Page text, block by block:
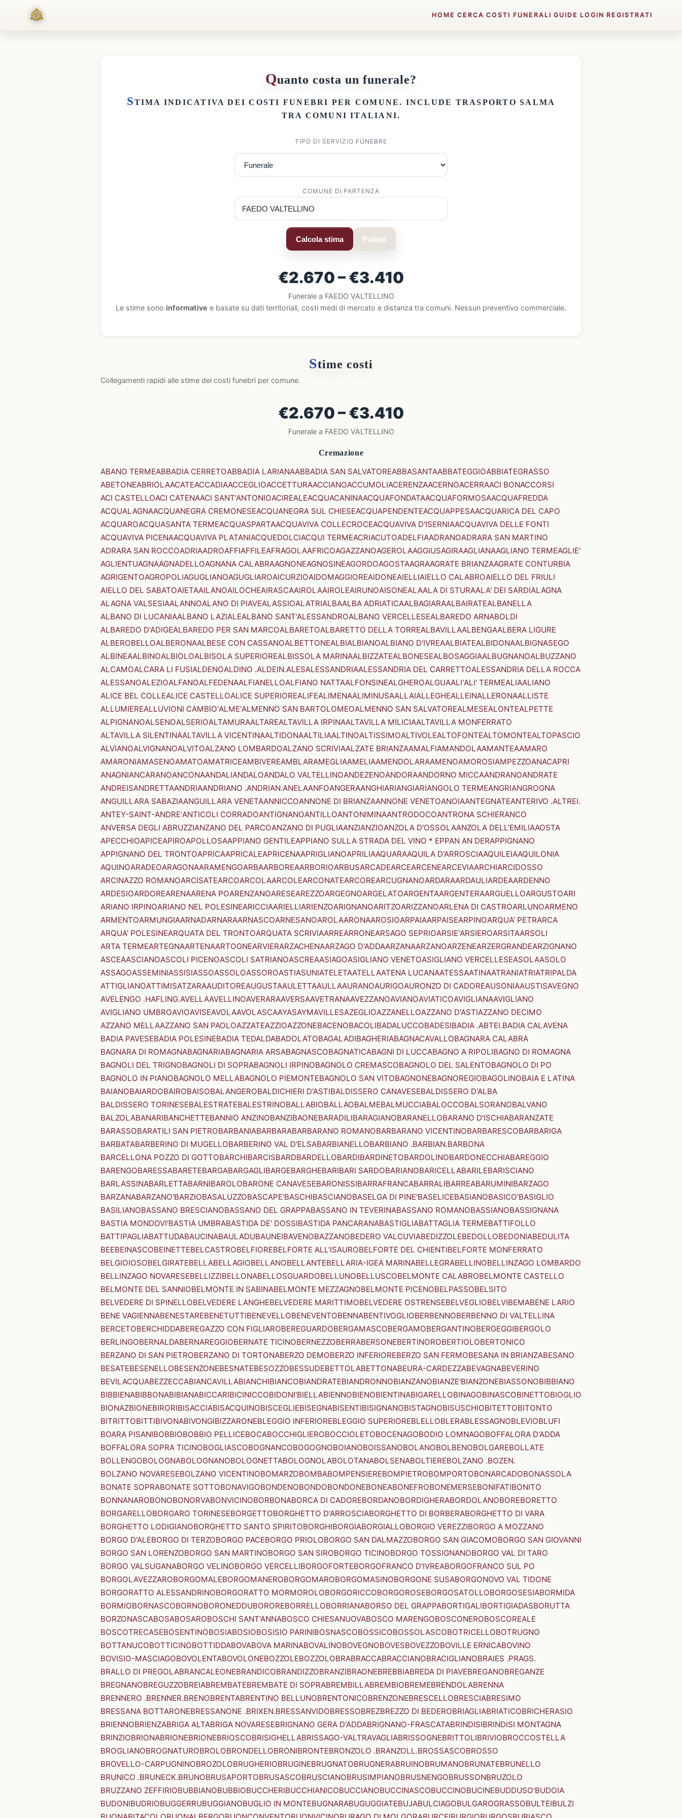
HOME CERCA COSTI FUNERALI GUIDE LOGIN REGISTRATI
Quanto costa un funerale?
STIMA INDICATIVA DEICOSTI FUNEBRI PER COMUNE. INCLUDE TRASPORTO SALMA
TRA COMUNI ITALIANI.
TIPO DI SERVIZIO FUNEBRE
COMUNE DI PARTENZA
Calcola stima Pulisci
€2.670 – €3.410
Funerale a FAEDO VALTELLINO
Le stime sono informative e basate su dati territoriali, costi medi di mercato e distanza tra comuni. Nessun preventivo commerciale.
Stime costi
Collegamenti rapidi alle stime dei costi funebri per comune.
€2.670 – €3.410
Funerale a FAEDO VALTELLINO
Cremazione
ABANO TERMEABBADIA CERRETOABBADIA LARIANAABBADIA SAN SALVATOREABBASANTAABBATEGGIOABBIATEGRASSO
ABETONEABRIOLAACATEACCADIAACCEGLIOACCETTURAACCIANOACCUMOLIACERENZAACERNOACERRAACI BONACCORSI
ACI CASTELLOACI CATENAACI SANT'ANTONIOACIREALEACQUACANINAACQUAFONDATAACQUAFORMOSAACQUAFREDDA
ACQUALAGNAACQUANEGRA CREMONESEACQUANEGRA SUL CHIESEACQUAPENDENTEACQUAPPESAACQUARICA DEL CAPO
ACQUAROACQUASANTA TERMEACQUASPARTAACQUAVIVA COLLECROCEACQUAVIVA D'ISERNIAACQUAVIVA DELLE FONTI
ACQUAVIVA PICENAACQUAVIVA PLATANIACQUEDOLCIACQUI TERMEACRIACUTOADELFIAADRANOADRARA SAN MARTINO
ADRARA SAN ROCCOADRIAADROAFFIAFFILEAFRAGOLAAFRICOAGAZZANOAGEROLAAGGIUSAGIRAAGLIANAAGLIANO TERMEAGLIE'
AGLIENTUAGNAAGNADELLOAGNANA CALABRAAGNONEAGNOSINEAGORDOAGOSTAAGRAAGRATE BRIANZAAGRATE CONTURBIA
AGRIGENTOAGROPOLIAGUGLIANOAGUGLIAROAICURZIOAIDOMAGGIOREAIDONEAIELLIAIELLO CALABROAIELLO DEL FRIULI
AIELLO DEL SABATOAIETAAILANOAILOCHEAIRASCAAIROLAAIROLEAIRUNOAISONEALAALA DI STURAALA' DEI SARDIALAGNA
ALAGNA VALSESIAALANNOALANO DI PIAVEALASSIOALATRIALBAALBA ADRIATICAALBAGIARAALBAIRATEALBANELLA
ALBANO DI LUCANIAALBANO LAZIALEALBANO SANT'ALESSANDROALBANO VERCELLESEALBAREDO ARNABOLDI
ALBAREDO D'ADIGEALBAREDO PER SAN MARCOALBARETOALBARETTO DELLA TORREALBAVILLAALBENGAALBERA LIGURE
ALBEROBELLOALBERONAALBESE CON CASSANOALBETTONEALBIALBIANOALBIANO D'IVREAALBIATEALBIDONAALBIGNASEGO
ALBINEAALBINOALBIOLOALBISOLA SUPERIOREALBISSOLA MARINAALBIZZATEALBONESEALBOSAGGIAALBUGNANOALBUZZANO
ALCAMOALCARA LI FUSIALDENOALDINO .ALDEIN.ALESALESSANDRIAALESSANDRIA DEL CARRETTOALESSANDRIA DELLA ROCCA
ALESSANOALEZIOALFANOALFEDENAALFIANELLOALFIANO NATTAALFONSINEALGHEROALGUAALI'ALI' TERMEALIAALIANO
ALICE BEL COLLEALICE CASTELLOALICE SUPERIOREALIFEALIMENAALIMINUSAALLAIALLEGHEALLEINALLERONAALLISTE
ALLUMIEREALLUVIONI CAMBIO'ALME'ALMENNO SAN BARTOLOMEOALMENNO SAN SALVATOREALMESEALONTEALPETTE
ALPIGNANOALSENOALSERIOALTAMURAALTAREALTAVILLA IRPINAALTAVILLA MILICIAALTAVILLA MONFERRATO
ALTAVILLA SILENTINAALTAVILLA VICENTINAALTIDONAALTILIAALTINOALTISSIMOALTIVOLEALTOFONTEALTOMONTEALTOPASCIO
ALVIANOALVIGNANOALVITOALZANO LOMBARDOALZANO SCRIVIAALZATE BRIANZAAMALFIAMANDOLAAMANTEAAMARO
AMARONIAMASENOAMATOAMATRICEAMBIVEREAMBLARAMEGLIAAMELIAAMENDOLARAAMENOAMOROSIAMPEZZOANACAPRI
ANAGNIANCARANOANCONAANDALIANDALOANDALO VALTELLINOANDEZENOANDORAANDORNO MICCAANDRANOANDRATE
ANDREISANDRETTAANDRIAANDRIANO .ANDRIAN.ANELAANFOANGERAANGHIARIANGIARIANGOLO TERMEANGRIANGROGNA
ANGUILLARA SABAZIAANGUILLARA VENETAANNICCOANNONE DI BRIANZAANNONE VENETOANOIAANTEGNATEANTERIVO .ALTREI.
ANTEY-SAINT-ANDRE'ANTICOLI CORRADOANTIGNANOANTILLOANTONIMINAANTRODOCOANTRONA SCHIERANCO
ANVERSA DEGLI ABRUZZIANZANO DEL PARCOANZANO DI PUGLIAANZIANZIOANZOLA D'OSSOLAANZOLA DELL'EMILIAAOSTA
APECCHIOAPICEAPIROAPOLLOSAAPPIANO GENTILEAPPIANO SULLA STRADA DEL VINO * EPPAN AN DERAPPIGNANO
APPIGNANO DEL TRONTOAPRICAAPRICALEAPRICENAAPRIGLIANOAPRILIAAQUARAAQUILA D'ARROSCIAAQUILEIAAQUILONIA
AQUINOARADEOARAGONAARAMENGOARBAARBOREAARBORIOARBUSARCADEARCEARCENEARCEVIAARCHIARCIDOSSO
ARCINAZZO ROMANOARCISATEARCOARCOLAARCOLEARCONATEARCOREARCUGNANOARDARAARDAULIARDEAARDENNO
ARDESIOARDOREARENAARENA POARENZANOARESEAREZZOARGEGNOARGELATOARGENTAARGENTERAARGUELLOARGUSTOARI
ARIANO IRPINOARIANO NEL POLESINEARICCIAARIELLIARIENZOARIGNANOARITZOARIZZANOARLENA DI CASTROARLUNOARMENO
ARMENTOARMUNGIAARNADARNARAARNASCOARNESANOAROLAARONAAROSIOARPAIAARPAISEARPINOARQUA' PETRARCA
ARQUA' POLESINEARQUATA DEL TRONTOARQUATA SCRIVIAARREARRONEARSAGO SEPRIOARSIE'ARSIEROARSITAARSOLI
ARTA TERMEARTEGNAARTENAARTOGNEARVIERARZACHENAARZAGO D'ADDAARZANAARZANOARZENEARZERGRANDEARZIGNANO
ASCEAASCIANOASCOLI PICENOASCOLI SATRIANOASCREAASIAGOASIGLIANO VENETOASIGLIANO VERCELLESEASOLAASOLO
ASSAGOASSEMINIASSISIASSOASSOLOASSOROASTIASUNIATELETAATELLAATENA LUCANAATESSAATINAATRANIATRIATRIPALDA
ATTIGLIANOATTIMISATZARAAUDITOREAUGUSTAAULETTAAULLAAURANOAURIGOAURONZO DI CADOREAUSONIAAUSTISAVEGNO
AVELENGO .HAFLING.AVELLAAVELLINOAVERARAAVERSAAVETRANAAVEZZANOAVIANOAVIATICOAVIGLIANAAVIGLIANO
AVIGLIANO UMBROAVIOAVISEAVOLAAVOLASCAAYASAYMAVILLESAZEGLIOAZZANELLOAZZANO D'ASTIAZZANO DECIMO
AZZANO MELLAAZZANO SAN PAOLOAZZATEAZZIOAZZONEBACENOBACOLIBADALUCCOBADESIBADIA .ABTEI.BADIA CALAVENA
BADIA PAVESEBADIA POLESINEBADIA TEDALDABADOLATOBAGALADIBAGHERIABAGNACAVALLOBAGNARA CALABRA
BAGNARA DI ROMAGNABAGNARIABAGNARIA ARSABAGNASCOBAGNATICABAGNI DI LUCCABAGNO A RIPOLIBAGNO DI ROMAGNA
BAGNOLI DEL TRIGNOBAGNOLI DI SOPRABAGNOLI IRPINOBAGNOLO CREMASCOBAGNOLO DEL SALENTOBAGNOLO DI PO
BAGNOLO IN PIANOBAGNOLO MELLABAGNOLO PIEMONTEBAGNOLO SAN VITOBAGNONEBAGNOREGIOBAGOLINOBAIA E LATINA
BAIANOBAIARDOBAIROBAISOBALANGEROBALDICHIERI D'ASTIBALDISSERO CANAVESEBALDISSERO D'ALBA
BALDISSERO TORINESEBALESTRATEBALESTRINOBALLABIOBALLAOBALMEBALMUCCIABALOCCOBALSORANOBALVANO
BALZOLABANARIBANCHETTEBANNIO ANZINOBANZIBAONEBARADILIBARAGIANOBARANELLOBARANO D'ISCHIABARANZATE
BARASSOBARATILI SAN PIETROBARBANIABARBARABARBARANO ROMANOBARBARANO VICENTINOBARBARESCOBARBARIGA
BARBATABARBERINO DI MUGELLOBARBERINO VAL D'ELSABARBIANELLOBARBIANO .BARBIAN.BARBONA
BARCELLONA POZZO DI GOTTOBARCHIBARCISBARDBARDELLOBARDIBARDINETOBARDOLINOBARDONECCHIABAREGGIO
BARENGOBARESSABARETEBARGABARGAGLIBARGEBARGHEBARIBARI SARDOBARIANOBARICELLABARILEBARISCIANO
BARLASSINABARLETTABARNIBAROLOBARONE CANAVESEBARONISSIBARRAFRANCABARRALIBARREABARUMINIBARZAGO
BARZANABARZANO'BARZIOBASALUZZOBASCAPE'BASCHIBASCIANOBASELGA DI PINE'BASELICEBASIANOBASICO'BASIGLIO
BASILIANOBASSANO BRESCIANOBASSANO DEL GRAPPABASSANO IN TEVERINABASSANO ROMANOBASSIANOBASSIGNANA
BASTIA MONDOVI'BASTIA UMBRABASTIDA DE' DOSSIBASTIDA PANCARANABASTIGLIABATTAGLIA TERMEBATTIFOLLO
BATTIPAGLIABATTUDABAUCINABAULADUBAUNEIBAVENOBAZZANOBEDERO VALCUVIABEDIZZOLEBEDOLLOBEDONIABEDULITA
BEEBEINASCOBEINETTEBELCASTROBELFIOREBELFORTE ALL'ISAUROBELFORTE DEL CHIENTIBELFORTE MONFERRATO
BELGIOIOSOBELGIRATEBELLABELLAGIOBELLANOBELLANTEBELLARIA-IGEA MARINABELLEGRABELLINOBELLINZAGO LOMBARDO
BELLINZAGO NOVARESEBELLIZZIBELLONABELLOSGUARDOBELLUNOBELLUSCOBELMONTE CALABROBELMONTE CASTELLO
BELMONTE DEL SANNIOBELMONTE IN SABINABELMONTE MEZZAGNOBELMONTE PICENOBELPASSOBELSITO
BELVEDERE DI SPINELLOBELVEDERE LANGHEBELVEDERE MARITTIMOBELVEDERE OSTRENSEBELVEGLIOBELVIBEMABENE LARIO
BENE VAGIENNABENESTAREBENETUTTIBENEVELLOBENEVENTOBENNABENTIVOGLIOBERBENNOBERBENNO DI VALTELLINA
BERCETOBERCHIDDABEREGAZZO CON FIGLIAROBEREGUARDOBERGAMASCOBERGAMOBERGANTINOBERGEGGIBERGOLO
BERLINGOBERNALDABERNAREGGIOBERNATE TICINOBERNEZZOBERRABERSONEBERTINOROBERTIOLOBERTONICO
BERZANO DI SAN PIETROBERZANO DI TORTONABERZO DEMOBERZO INFERIOREBERZO SAN FERMOBESANA IN BRIANZABESANO
BESATEBESENELLOBESENZONEBESNATEBESOZZOBESSUDEBETTOLABETTONABEURA-CARDEZZABEVAGNABEVERINO
BEVILACQUABEZZECCABIANCAVILLABIANCHIBIANCOBIANDRATEBIANDRONNOBIANZANOBIANZE'BIANZONEBIASSONOBIBBIANO
BIBBIENABIBBONABIBIANABICCARIBICINICCOBIDONI'BIELLABIENNOBIENOBIENTINABIGARELLOBINAGOBINASCOBINETTOBIOGLIO
BIONAZBIONEBIRORIBISACCIABISACQUINOBISCEGLIEBISEGNABISENTIBISIGNANOBISTAGNOBISUSCHIOBITETTOBITONTO
BITRITTOBITTIBIVONABIVONGIBIZZARONEBLEGGIO INFERIOREBLEGGIO SUPERIOREBLELLOBLERABLESSAGNOBLEVIOBLUFI
BOARA PISANIBOBBIOBOBBIO PELLICEBOCABOCCHIGLIEROBOCCIOLETOBOCENAGOBODIO LOMNAGOBOFFALORA D'ADDA
BOFFALORA SOPRA TICINOBOGLIASCOBOGNANCOBOGOGNOBOIANOBOISSANOBOLANOBOLBENOBOLGAREBOLLATE
BOLLENGOBOLOGNABOLOGNANOBOLOGNETTABOLOGNOLABOLOTANABOLSENABOLTIEREBOLZANO .BOZEN.
BOLZANO NOVARESEBOLZANO VICENTINOBOMARZOBOMBABOMPENSIEREBOMPIETROBOMPORTOBONARCADOBONASSOLA
BONATE SOPRABONATE SOTTOBONAVIGOBONDENOBONDOBONDONEBONEABONEFROBONEMERSEBONIFATIBONITO
BONNANAROBONOBONORVABONVICINOBORBONABORCA DI CADOREBORDANOBORDIGHERABORDOLANOBOREBORETTO
BORGARELLOBORGARO TORINESEBORGETTOBORGHETTO D'ARROSCIABORGHETTO DI BORBERABORGHETTO DI VARA
BORGHETTO LODIGIANOBORGHETTO SANTO SPIRITOBORGHIBORGIABORGIALLOBORGIO VEREZZIBORGO A MOZZANO
BORGO D'ALEBORGO DI TERZOBORGO PACEBORGO PRIOLOBORGO SAN DALMAZZOBORGO SAN GIACOMOBORGO SAN GIOVANNI
BORGO SAN LORENZOBORGO SAN MARTINOBORGO SAN SIROBORGO TICINOBORGO TOSSIGNANOBORGO VAL DI TARO
BORGO VALSUGANABORGO VELINOBORGO VERCELLIBORGOFORTEBORGOFRANCO D'IVREABORGOFRANCO SUL PO
BORGOLAVEZZAROBORGOMALEBORGOMANEROBORGOMAROBORGOMASINOBORGONE SUSABORGONOVO VAL TIDONE
BORGORATTO ALESSANDRINOBORGORATTO MORMOROLOBORGORICCOBORGOROSEBORGOSATOLLOBORGOSESIABORMIDA
BORMIOBORNASCOBORNOBORONEDDUBOROREBORRELLOBORRIANABORSO DEL GRAPPABORTIGALIBORTIGIADASBORUTTA
BORZONASCABOSABOSAROBOSCHI SANT'ANNABOSCO CHIESANUOVABOSCO MARENGOBOSCONEROBOSCOREALE
BOSCOTRECASEBOSENTINOBOSIABOSIOBOSISIO PARINIBOSNASCOBOSSICOBOSSOLASCOBOTRICELLOBOTRUGNO
BOTTANUCOBOTTICINOBOTTIDDABOVABOVA MARINABOVALINOBOVEGNOBOVESBOVEZZOBOVILLE ERNICABOVINO
BOVISIO-MASCIAGOBOVOLENTABOVOLONEBOZZOLEBOZZOLOBRABRACCABRACCIANOBRACIGLIANOBRAIES .PRAGS.
BRALLO DI PREGOLABRANCALEONEBRANDICOBRANDIZZOBRANZIBRAONEBREBBIABREDA DI PIAVEBREGANOBREGANZE
BREGNANOBREGUZZOBREIABREMBATEBREMBATE DI SOPRABREMBILLABREMBIOBREMEBRENDOLABRENNA
BRENNERO .BRENNER.BRENOBRENTABRENTINO BELLUNOBRENTONICOBRENZONEBRESCELLOBRESCIABRESIMO
BRESSANA BOTTARONEBRESSANONE .BRIXEN.BRESSANVIDOBRESSOBREZBREZZO DI BEDEROBRIAGLIABRIATICOBRICHERASIO
BRIENNOBRIENZABRIGA ALTABRIGA NOVARESEBRIGNANO GERA D'ADDABRIGNANO-FRASCATABRINDISIBRINDISI MONTAGNA
BRINZIOBRIONABRIONEBRIONEBRIOSCOBRISIGHELLABRISSAGO-VALTRAVAGLIABRISSOGNEBRITTOLIBRIVIOBROCCOSTELLA
BROGLIANOBROGNATUROBROLOBRONDELLOBRONIBRONTEBRONZOLO .BRANZOLL.BROSSASCOBROSSO
BROVELLO-CARPUGNINOBROZOLOBRUGHERIOBRUGINEBRUGNATOBRUGNERABRUINOBRUMANOBRUNATEBRUNELLO
BRUNICO .BRUNECK.BRUNOBRUSAPORTOBRUSASCOBRUSCIANOBRUSIMPIANOBRUSNENGOBRUSSONBRUZOLO
BRUZZANO ZEFFIRIOBUBBIANOBUBBIOBUCCHERIBUCCHIANICOBUCCIANOBUCCINASCOBUCCINOBUCINEBUDDUSO'BUDOIA
BUDONIBUDRIOBUGGERRUBUGGIANOBUGLIO IN MONTEBUGNARABUGUGGIATEBUJABULCIAGOBULGAROGRASSOBULTEIBULZI